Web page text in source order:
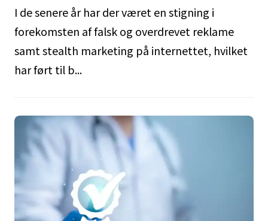
I de senere år har der været en stigning i
forekomsten af falsk og overdrevet reklame
samt stealth marketing på internettet, hvilket
har ført til b...